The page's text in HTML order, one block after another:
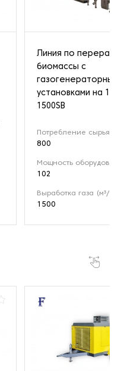
Линия по
биомассы с
установками на 1
1500SB
Потребление сырья
800
Мощность
102
Выработка газа (м³/ч)
1500